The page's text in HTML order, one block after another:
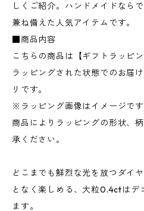
しくご紹介。ハンドメイドなら
兼ね備えた人気アイテムです。
■商品内容
こちらの商品は【ギフトラッピ
ラッピングされた状態でのお届
リです。
※ラッピング画像はイメージです
商品によりラッピングの形状、
承ください。
どこまでも鮮烈な光を放つダイ
となく楽しめる、大粒0.4ctはデ
ます。